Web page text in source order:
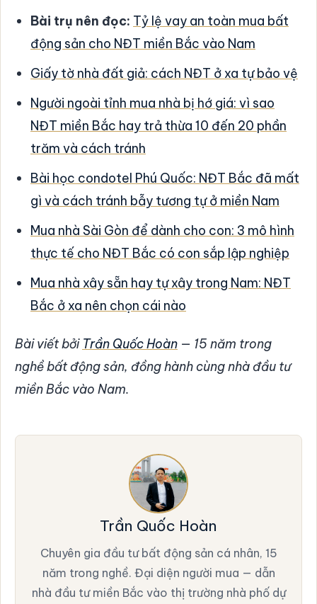
Bài trụ nên đọc: Tỷ lệ vay an toàn mua bất
động sản cho NĐT miền Bắc vào Nam
Giấy tờ nhà đất giả: cách NĐT ở xa tự bảo vệ
Người ngoài tỉnh mua nhà bị hớ giá: vì sao
NĐT miền Bắc hay trả thừa 10 đến 20 phần
trăm và cách tránh
Bài học condotel Phú Quốc: NĐT Bắc đã mất
gì và cách tránh bẫy tương tự ở miền Nam
Mua nhà Sài Gòn để dành cho con: 3 mô hình
thực tế cho NĐT Bắc có con sắp lập nghiệp
Mua nhà xây sẵn hay tự xây trong Nam: NĐT
Bắc ở xa nên chọn cái nào
Bài viết bởi Trần Quốc Hoàn — 15 năm trong
nghề bất động sản, đồng hành cùng nhà đầu tư
miền Bắc vào Nam.
Trần Quốc Hoàn
Chuyên gia đầu tư bất động sản cá nhân, 15
năm trong nghề. Đại diện người mua — dẫn
nhà đầu tư miền Bắc vào thị trường nhà phố dự